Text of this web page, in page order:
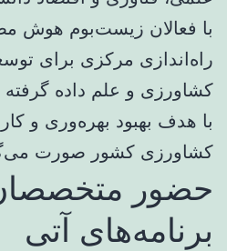
با فعالان زیست‌بوم هوش
راه‌اندازی مرکزی برای
کشاورزی و علم داده
با هدف بهبود بهره‌وری و
کشاورزی کشور صورت
حضور
برنامه‌های آتی